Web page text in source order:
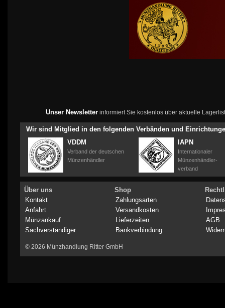
Unser Newsletterinformiert Sie kostenlos über aktuelle
Wir sind Mitglied in den folgenden Verbänden und
VDDM
Verband der deutschen
Münzenhändler
IAPN
Internationaler
Münzenhändler-
verband
Über uns
Kontakt
Anfahrt
Münzankauf
Sachverständiger
Shop
Zahlungsarten
Versandkosten
Lieferzeiten
Bankverbindung
AGB
© 2026 Münzhandlung Ritter GmbH